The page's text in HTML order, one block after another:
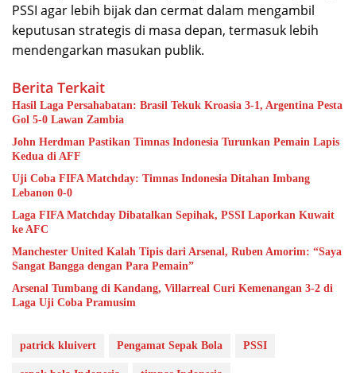
PSSI agar lebih bijak dan cermat dalam mengambil
keputusan strategis di masa depan, termasuk lebih
mendengarkan masukan publik.
Berita Terkait
Hasil Laga Persahabatan: Brasil Tekuk Kroasia 3-1, Argentina Pesta
Gol 5-0 Lawan Zambia
John Herdman Pastikan Timnas Indonesia Turunkan Pemain Lapis
Kedua di AFF
Uji Coba FIFA Matchday: Timnas Indonesia Ditahan Imbang
Lebanon 0-0
Laga FIFA Matchday Dibatalkan Sepihak, PSSI Laporkan Kuwait
ke AFC
Manchester United Kalah Tipis dari Arsenal, Ruben Amorim: “Saya
Sangat Bangga dengan Para Pemain”
Arsenal Tumbang di Kandang, Villarreal Curi Kemenangan 3-2 di
Laga Uji Coba Pramusim
patrick kluivert Pengamat Sepak Bola PSSI